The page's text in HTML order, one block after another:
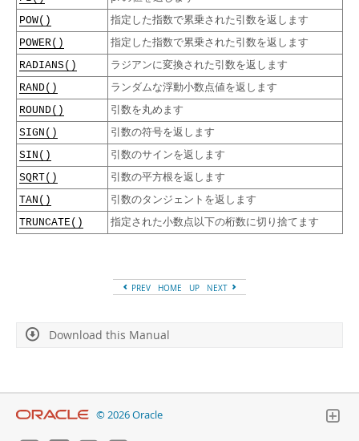
POW() 指定した指数で累乗された引数を返します
POWER() 指定した指数で累乗された引数を返します
RADIANS() ラジアンに変換された引数を返します
RAND() ランダムな浮動小数点値を返します
ROUND() 引数を丸めます
SIGN() 引数の符号を返します
SIN() 引数のサインを返します
SQRT() 引数の平方根を返します
TAN() 引数のタンジェントを返します
TRUNCATE() 指定された小数点以下の桁数に切り捨てます
PREV HOME UP NEXT
Download this Manual
© 2026 Oracle